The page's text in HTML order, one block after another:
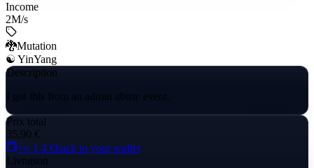
Income
2M/s
🐉Mutation
☯️ YinYang
Description
I got this from an admin abuse event.
Prix total
35,90 €
+≈ 1,4 €back to your wallet
Livraison